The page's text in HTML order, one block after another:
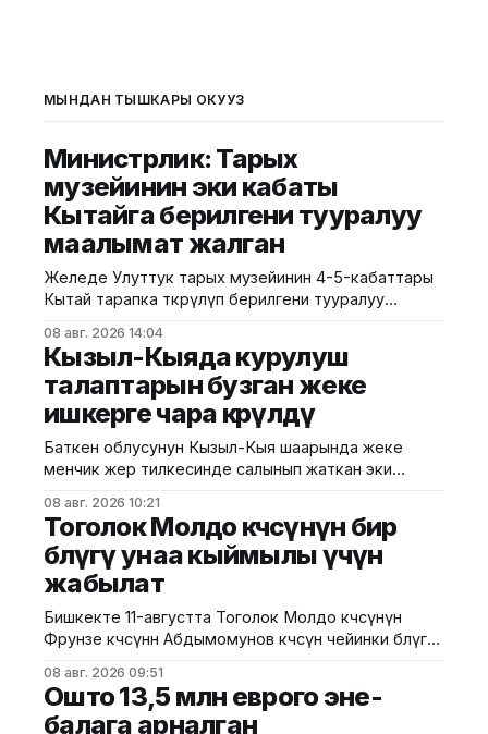
МЫНДАН ТЫШКАРЫ ОКУҢУЗ
Министрлик: Тарых
музейинин эки кабаты
Кытайга берилгени тууралуу
маалымат жалган
Желеде Улуттук тарых музейинин 4-5-кабаттары
Кытай тарапка өткөрүлүп берилгени тууралуу
Маданият, маалымат жана жаштар саясаты
министрлиги билдирди. Министрликтин
маалыматына караганда, музейдин эч бир бөлүгү
чет өлкөлүк мекемелерге менчикке, ижарага же
туруктуу пайдаланууга берилген эмес.
Белгилегендей, “Гармония сулуулукту жаратат:
Байыркы Кытай цивилизациясынын көркөм өнөр
08 авг. 2026 14:04
Кызыл-Кыяда курулуш
талаптарын бузган жеке
ишкерге чара көрүлдү
Баткен облусунун Кызыл-Кыя шаарында жеке
менчик жер тилкесинде салынып жаткан эки
бузуулар аныкталды. Бул тууралуу Курулуш,
архитектура жана турак жай-коммуналдык чарба
министрлигинин басма сөз кызматы билдирди.
Маалыматка ылайык, Кулатов көчөсүндө жайгашкан
жана долбоордук документтер таризделбестен
жүргүзүлгөн. Жер казууда
08 авг. 2026 10:21
Тоголок Молдо көчөсүнүн бир
бөлүгү унаа кыймылы үчүн
жабылат
Бишкекте 11-августта Тоголок Молдо көчөсүнүн
Фрунзе көчөсүнөн Абдымомунов көчөсүнө чейинки бөлүгү
мэриясынын билдиришкендей, аталган тилкеде
бул убакта курулуш иштери жүргүзүлөт. Ал эми
Фрунзе жана Панфилов көчөлөрүнүн кесилиши
08 авг. 2026 09:51
Ошто 13,5 млн еврого эне-
балага арналган